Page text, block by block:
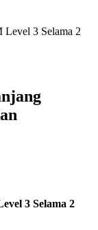
Level 3 Selama 2
3 Selama 2